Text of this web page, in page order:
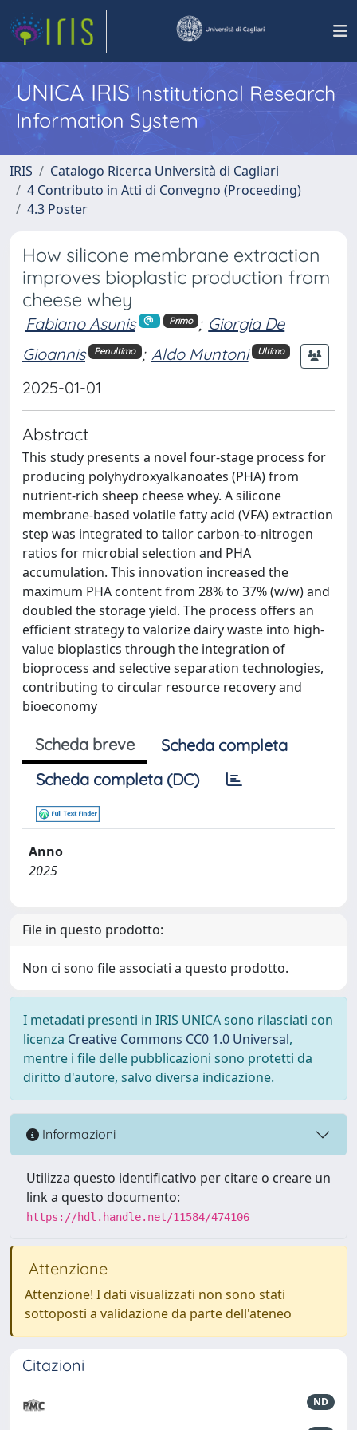
UNICA IRISInstitutional Research
Information System
IRIS
Catalogo Ricerca Università di Cagliari
4 Contributo in Atti di Convegno (Proceeding)
4.3 Poster
How silicone membrane extraction
improves bioplastic production from
cheese whey
Fabiano Asunis Primo ; Giorgia De
Gioannis
Penultimo ; Aldo Muntoni Ultimo
2025-01-01
Abstract
This study presents a novel four-stage process for
producing polyhydroxyalkanoates (PHA) from
nutrient-rich sheep cheese whey. A silicone
membrane-based volatile fatty acid (VFA) extraction
step was integrated to tailor carbon-to-nitrogen
ratios for microbial selection and PHA
accumulation. This innovation increased the
maximum PHA content from 28% to 37% (w/w) and
doubled the storage yield. The process offers an
efficient strategy to valorize dairy waste into high-
value bioplastics through the integration of
bioprocess and selective separation technologies,
contributing to circular resource recovery and
bioeconomy
Scheda breve
Scheda completa
Scheda completa (DC)
Anno
2025
File in questo prodotto:
Non ci sono file associati a questo prodotto.
I metadati presenti in IRIS UNICA sono rilasciati con
licenza Creative Commons CC0 1.0 Universal,
mentre i file delle pubblicazioni sono protetti da
diritto d'autore, salvo diversa indicazione.
Informazioni
Utilizza questo identificativo per citare o creare un
link a questo documento:
https://hdl.handle.net/11584/474106
Attenzione
Attenzione! I dati visualizzati non sono stati
sottoposti a validazione da parte dell'ateneo
Citazioni
ND